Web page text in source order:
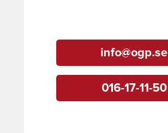
info@ogp.se
016-17-11-50